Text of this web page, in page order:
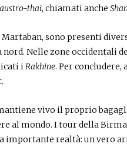
austro-thai, chiamati anche
Martaban, sono presenti
nord. Nelle zone occidentali
iRakhine. Per concludere,
vivo il proprio
al mondo. I tour della
importante realtà: un vero